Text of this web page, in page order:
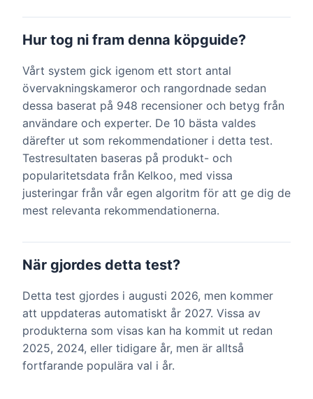
Hur tog ni fram denna köpguide?
Vårt system gick igenom ett stort antal
övervakningskameror och rangordnade sedan
dessa baserat på 948 recensioner och betyg från
användare och experter. De 10 bästa valdes
därefter ut som rekommendationer i detta test.
Testresultaten baseras på produkt- och
popularitetsdata från Kelkoo, med vissa
justeringar från vår egen algoritm för att ge dig de
mest relevanta rekommendationerna.
När gjordes detta test?
Detta test gjordes i augusti 2026, men kommer
att uppdateras automatiskt år 2027. Vissa av
produkterna som visas kan ha kommit ut redan
2025, 2024, eller tidigare år, men är alltså
fortfarande populära val i år.